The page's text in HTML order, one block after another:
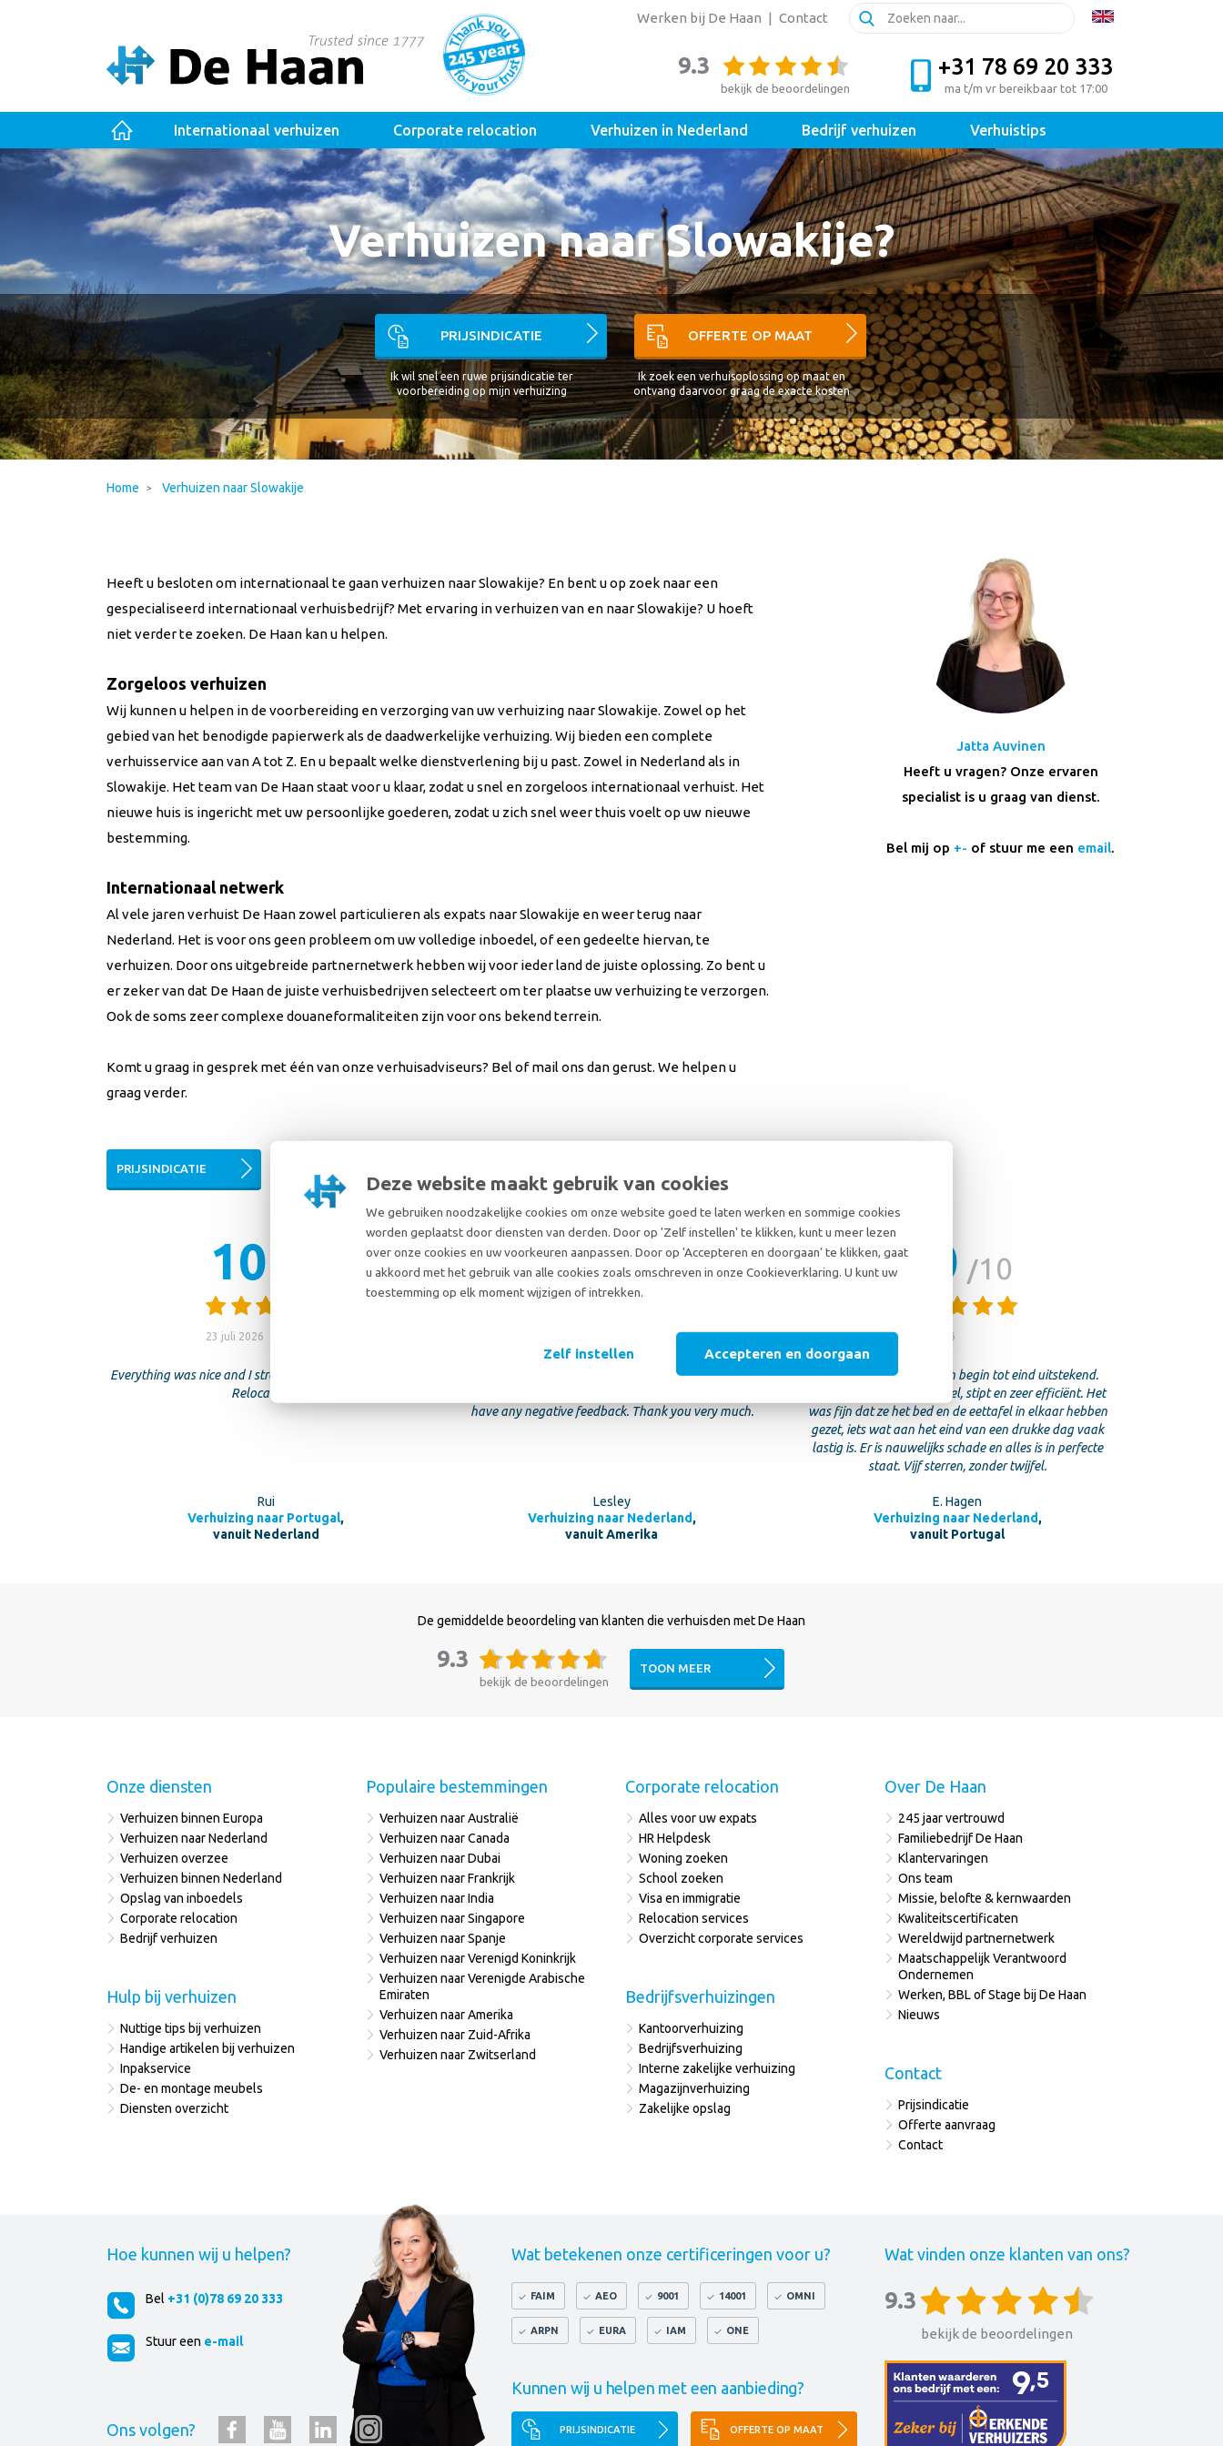
Deze website maakt gebruik van cookies
We gebruiken noodzakelijke cookies om onze website goed te laten werken en sommige cookies
worden geplaatst door diensten van derden. Door op 'Zelf instellen' te klikken, kunt u meer lezen
over onze cookies en uw voorkeuren aanpassen. Door op 'Accepteren en doorgaan' te klikken, gaat
u akkoord met het gebruik van alle cookies zoals omschreven in onze Cookieverklaring. U kunt uw
toestemming op elk moment wijzigen of intrekken.
Zelf instellen Accepteren en doorgaan
Werken bij De Haan Contact
+31 78 69 20 333
ma t/m vr bereikbaar tot 17:00
bekijk de beoordelingen
9.3
Internationaal verhuizen Corporate relocation Verhuizen in Nederland Bedrijf verhuizen Verhuistips
Verhuizen naar Slowakije?
PRIJSINDICATIE
Ik wil snel een ruwe prijsindicatie ter
voorbereiding op mijn verhuizing
OFFERTE OP MAAT
Ik zoek een verhuisoplossing op maat en
ontvang daarvoor graag de exacte kosten
Home Verhuizen naar Slowakije
Heeft u besloten om internationaal te gaan verhuizen naar Slowakije? En bent u op zoek naar een
gespecialiseerd internationaal verhuisbedrijf? Met ervaring in verhuizen van en naar Slowakije? U hoeft
niet verder te zoeken. De Haan kan u helpen.
Zorgeloos verhuizen
Wij kunnen u helpen in de voorbereiding en verzorging van uw verhuizing naar Slowakije. Zowel op het
gebied van het benodigde papierwerk als de daadwerkelijke verhuizing. Wij bieden een complete
verhuisservice aan van A tot Z. En u bepaalt welke dienstverlening bij u past. Zowel in Nederland als in
Slowakije. Het team van De Haan staat voor u klaar, zodat u snel en zorgeloos internationaal verhuist. Het
nieuwe huis is ingericht met uw persoonlijke goederen, zodat u zich snel weer thuis voelt op uw nieuwe
bestemming.
Internationaal netwerk
Al vele jaren verhuist De Haan zowel particulieren als expats naar Slowakije en weer terug naar
Nederland. Het is voor ons geen probleem om uw volledige inboedel, of een gedeelte hiervan, te
verhuizen. Door ons uitgebreide partnernetwerk hebben wij voor ieder land de juiste oplossing. Zo bent u
er zeker van dat De Haan de juiste verhuisbedrijven selecteert om ter plaatse uw verhuizing te verzorgen.
Ook de soms zeer complexe douaneformaliteiten zijn voor ons bekend terrein.
Komt u graag in gesprek met één van onze verhuisadviseurs? Bel of mail ons dan gerust. We helpen u
graag verder.
Jatta Auvinen
Heeft u vragen? Onze ervaren
specialist is u graag van dienst.
Bel mij op +- of stuur me een email.
PRIJSINDICATIE
10
23 juli 2026
Everything was nice and I strongly recommend De Haan
Relocations!
Rui
Verhuizing naar Portugal,
vanuit Nederland
10 10
I appreciate all the knowledge and responsiveness
have any negative feedback. Thank you very much.
Lesley
Verhuizing naar Nederland ,
vanuit Amerika
10 10
20 juli 2026
De verhuizing verliep van begin tot eind uitstekend.
Iedereen was professioneel, stipt en zeer efficiënt. Het
was fijn dat ze het bed en de eettafel in elkaar hebben
gezet, iets wat aan het eind van een drukke dag vaak
lastig is. Er is nauwelijks schade en alles is in perfecte
staat. Vijf sterren, zonder twijfel.
E. Hagen
Verhuizing naar Nederland ,
vanuit Portugal
De gemiddelde beoordeling van klanten die verhuisden met De Haan
bekijk de beoordelingen
9.3 TOON MEER
Hoe kunnen wij u helpen?
Bel +31 (0)78 69 20 333
Stuur een e-mail
Ons volgen?
Wat betekenen onze certificeringen voor u?
FAIM AEO 9001 14001 OMNI
ARPN EURA IAM ONE
Kunnen wij u helpen met een aanbieding?
PRIJSINDICATIE OFFERTE OP MAAT
Wat vinden onze klanten van ons?
bekijk de beoordelingen
9.3
Onze diensten
Verhuizen binnen Europa
Verhuizen naar Nederland
Verhuizen overzee
Verhuizen binnen Nederland
Opslag van inboedels
Corporate relocation
Bedrijf verhuizen
Hulp bij verhuizen
Nuttige tips bij verhuizen
Handige artikelen bij verhuizen
Inpakservice
De- en montage meubels
Diensten overzicht
Populaire bestemmingen
Verhuizen naar Australië
Verhuizen naar Canada
Verhuizen naar Dubai
Verhuizen naar Frankrijk
Verhuizen naar India
Verhuizen naar Singapore
Verhuizen naar Spanje
Verhuizen naar Verenigd Koninkrijk
Verhuizen naar Verenigde Arabische
Emiraten
Verhuizen naar Amerika
Verhuizen naar Zuid-Afrika
Verhuizen naar Zwitserland
Corporate relocation
Alles voor uw expats
HR Helpdesk
Woning zoeken
School zoeken
Visa en immigratie
Relocation services
Overzicht corporate services
Bedrijfsverhuizingen
Kantoorverhuizing
Bedrijfsverhuizing
Interne zakelijke verhuizing
Magazijnverhuizing
Zakelijke opslag
Over De Haan
245 jaar vertrouwd
Familiebedrijf De Haan
Klantervaringen
Ons team
Missie, belofte & kernwaarden
Kwaliteitscertificaten
Wereldwijd partnernetwerk
Maatschappelijk Verantwoord
Ondernemen
Werken, BBL of Stage bij De Haan
Nieuws
Contact
Prijsindicatie
Offerte aanvraag
Contact